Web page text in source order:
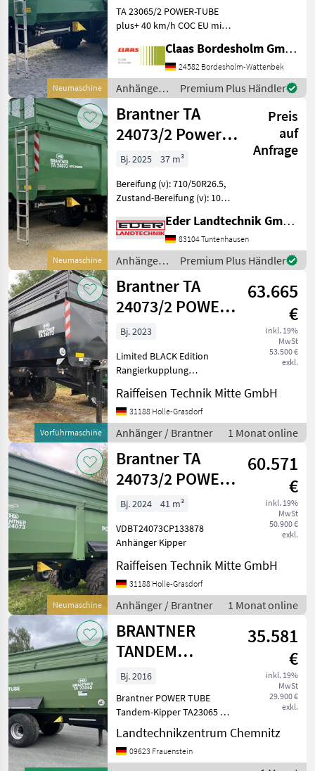
Neumaschine
TA 23065/2 POWER-TUBE
plus+ 40 km/h COC EU mit 2
DL-Bremse mit ALB
Serienausrüstung:
Fahrgestell: Rechteck-
Rahmen /Geschlossener
Doppel-Pres
Claas Bordesholm GmbH
24582 Bordesholm-Wattenbek
Anhänger /
Brantner
Premium Plus Händler
Neumaschine
Brantner TA
24073/2 Power-
Tube +
Preis
auf
Anfrage
Bj. 2025
37 m³
Bereifung (v): 710/50R26.5,
Zustand-Bereifung (v): 100,
Geschwindigkeit: 40,
Leergewicht: 8620, Länge:
930, Höhe: 305, Lenkachse
________
Eder Landtechnik GmbH
83104 Tuntenhausen
Anhänger /
Brantner
Premium Plus Händler
Vorführmaschine
Brantner TA
24073/2 POWER-
TUBE
63.665
€
inkl. 19%
MwSt
53.500 €
exkl.
Bj. 2023
Limited BLACK Edition
Rangierkupplung
links hyd. Ent- und
Verriegelung der seitlichen
Wände walzprofilierte
Stahlaufsatz- wände
600mm Plat
Raiffeisen Technik Mitte GmbH
31188 Holle-Grasdorf
Anhänger / Brantner 1 Monat online
Neumaschine
Brantner TA
24073/2 POWER-
TUBE
60.571
€
inkl. 19%
MwSt
50.900 €
exkl.
Bj. 2024
41 m³
VDBT24073CP133878
Anhänger Kipper
Raiffeisen Technik Mitte GmbH
31188 Holle-Grasdorf
Anhänger / Brantner 1 Monat online
BRANTNER
TANDEM
TA23065C
35.581
€
inkl. 19%
MwSt
29.900 €
exkl.
Bj. 2016
Brantner POWER TUBE
Tandem-Kipper TA23065 C
Baujahr 2026 Tandem-
Fahrwerk parabelgefedert
Bereifung Vredestein
Landtechnikzentrum Chemnitz
09623 Frauenstein